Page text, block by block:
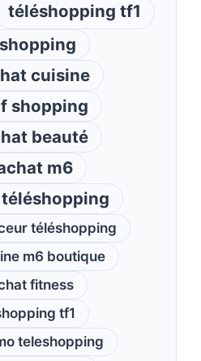
téléshopping tf1
cuisine
shopping
beauté
m6
téléshopping
m6 boutique
fitness
tf1
teleshopping